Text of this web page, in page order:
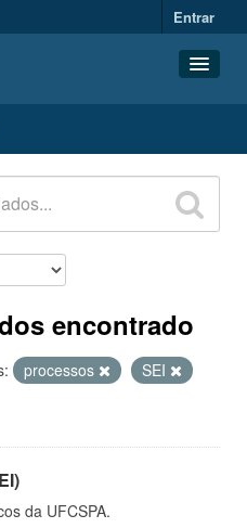
Entrar
encontrado
processos
SEI
da UFCSPA.